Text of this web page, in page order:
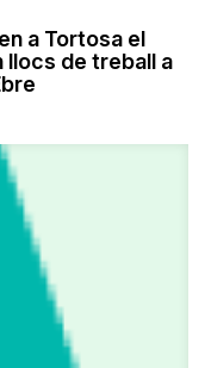
a Tortosa el
llocs de treball a